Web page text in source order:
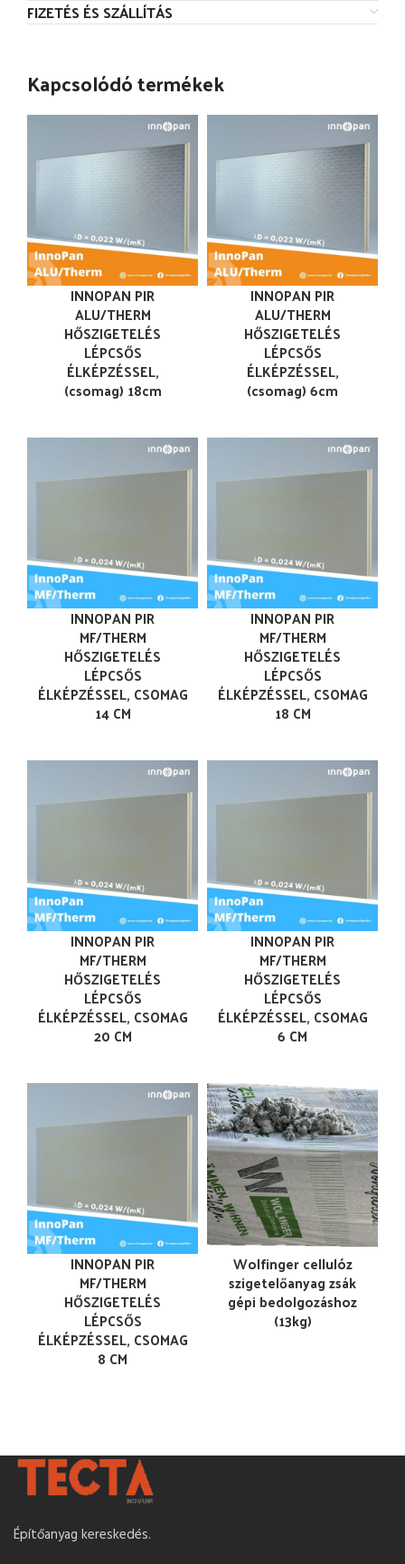
FIZETÉS ÉS SZÁLLÍTÁS
Kapcsolódó termékek
INNOPAN PIR
ALU/THERM
HŐSZIGETELÉS
LÉPCSŐS
ÉLKÉPZÉSSEL,
(csomag) 18cm
INNOPAN PIR
ALU/THERM
HŐSZIGETELÉS
LÉPCSŐS
ÉLKÉPZÉSSEL,
(csomag) 6cm
INNOPAN PIR
MF/THERM
HŐSZIGETELÉS
LÉPCSŐS
ÉLKÉPZÉSSEL, CSOMAG
14 CM
INNOPAN PIR
MF/THERM
HŐSZIGETELÉS
LÉPCSŐS
ÉLKÉPZÉSSEL, CSOMAG
18 CM
INNOPAN PIR
MF/THERM
HŐSZIGETELÉS
LÉPCSŐS
ÉLKÉPZÉSSEL, CSOMAG
20 CM
INNOPAN PIR
MF/THERM
HŐSZIGETELÉS
LÉPCSŐS
ÉLKÉPZÉSSEL, CSOMAG
6 CM
INNOPAN PIR
MF/THERM
HŐSZIGETELÉS
LÉPCSŐS
ÉLKÉPZÉSSEL, CSOMAG
8 CM
Wolfinger cellulóz
szigetelőanyag zsák
gépi bedolgozáshoz
(13kg)
Építőanyag kereskedés.